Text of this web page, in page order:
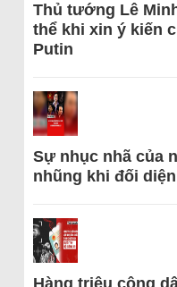
Thủ tướng Lê
thể khi xin ý kiến
Putin
Sự nhục nhã của
nhũng khi đối